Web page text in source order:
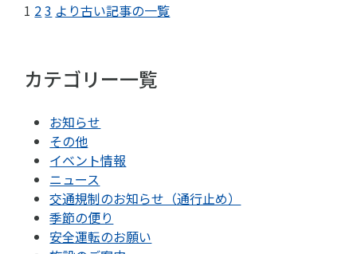
1 23 より古い記事の一覧
カテゴリー一覧
お知らせ
その他
イベント情報
ニュース
交通規制のお知らせ（通行止め）
季節の便り
安全運転のお願い